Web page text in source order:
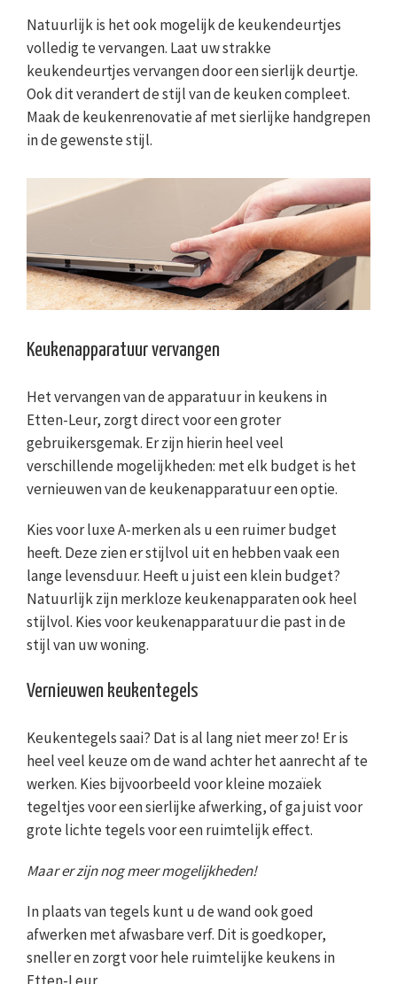
Natuurlijk is het ook mogelijk de keukendeurtjes
volledig te vervangen. Laat uw strakke
keukendeurtjes vervangen door een sierlijk deurtje.
Ook dit verandert de stijl van de keuken compleet.
Maak de keukenrenovatie af met sierlijke handgrepen
in de gewenste stijl.
Keukenapparatuur vervangen
Het vervangen van de apparatuur in keukens in
Etten-Leur, zorgt direct voor een groter
gebruikersgemak. Er zijn hierin heel veel
verschillende mogelijkheden: met elk budget is het
vernieuwen van de keukenapparatuur een optie.
Kies voor luxe A-merken als u een ruimer budget
heeft. Deze zien er stijlvol uit en hebben vaak een
lange levensduur. Heeft u juist een klein budget?
Natuurlijk zijn merkloze keukenapparaten ook heel
stijlvol. Kies voor keukenapparatuur die past in de
stijl van uw woning.
Vernieuwen keukentegels
Keukentegels saai? Dat is al lang niet meer zo! Er is
heel veel keuze om de wand achter het aanrecht af te
werken. Kies bijvoorbeeld voor kleine mozaïek
tegeltjes voor een sierlijke afwerking, of ga juist voor
grote lichte tegels voor een ruimtelijk effect.
Maar er zijn nog meer mogelijkheden!
In plaats van tegels kunt u de wand ook goed
afwerken met afwasbare verf. Dit is goedkoper,
sneller en zorgt voor hele ruimtelijke keukens in